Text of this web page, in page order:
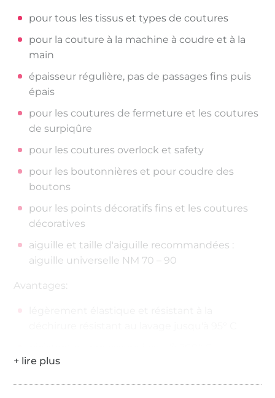
pour tous les tissus et types de coutures
pour la couture à la machine à coudre et à la
main
épaisseur régulière, pas de passages fins puis
épais
pour les coutures de fermeture et les coutures
de surpiqûre
pour les coutures overlock et safety
pour les boutonnières et pour coudre des
boutons
pour les points décoratifs fins et les coutures
décoratives
aiguille et taille d'aiguille recommandées :
aiguille universelle NM 70 – 90
Avantages:
200 mètres sur la bobine